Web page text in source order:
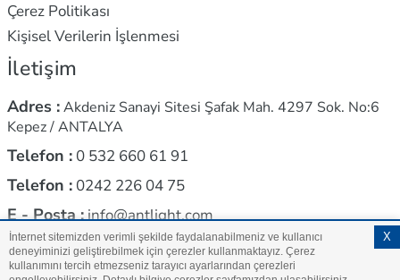
İnternet sitemizden verimli şekilde faydalanabilmeniz ve kullanıcı
deneyiminizi geliştirebilmek için çerezler kullanmaktayız. Çerez
kullanımını tercih etmezseniz tarayıcı ayarlarından çerezleri
X
Çerez Politikası
Kişisel Verilerin İşlenmesi
İletişim
Adres :Akdeniz Sanayi Sitesi Şafak Mah. 4297 Sok. No:6
Kepez / ANTALYA
Telefon : 0 532 660 61 91
Telefon : 0242 226 04 75
E - Posta :info@antlight.com